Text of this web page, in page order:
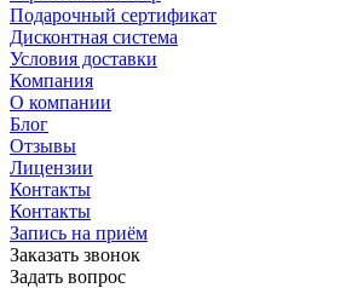
Подарочный сертификат
Дисконтная система
Условия доставки
Компания
О компании
Блог
Отзывы
Лицензии
Контакты
Контакты
Запись на приём
Заказать звонок
Задать вопрос